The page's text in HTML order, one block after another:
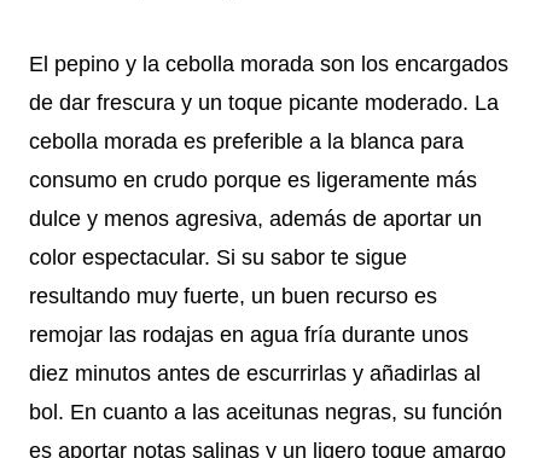
El pepino y la cebolla morada son los encargados
de dar frescura y un toque picante moderado. La
cebolla morada es preferible a la blanca para
consumo en crudo porque es ligeramente más
dulce y menos agresiva, además de aportar un
color espectacular. Si su sabor te sigue
resultando muy fuerte, un buen recurso es
remojar las rodajas en agua fría durante unos
diez minutos antes de escurrirlas y añadirlas al
bol. En cuanto a las aceitunas negras, su función
es aportar notas salinas y un ligero toque amargo